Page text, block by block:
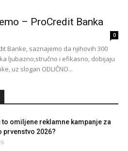
– ProCredit Banka
0
Banke, saznajemo da njihovih 300
ljubazno,stručno i efikasno, dobijaju
uz slogan ODLIČNO...
to omiljene reklamne kampanje za
prvenstvo 2026?